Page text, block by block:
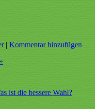
| Kommentar hinzufügen
ist die bessere Wahl?